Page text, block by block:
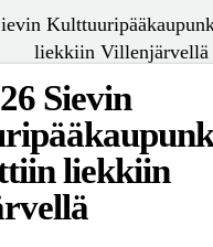
Sievin
liekkiin